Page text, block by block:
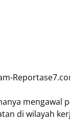
mengawal
di wilayah